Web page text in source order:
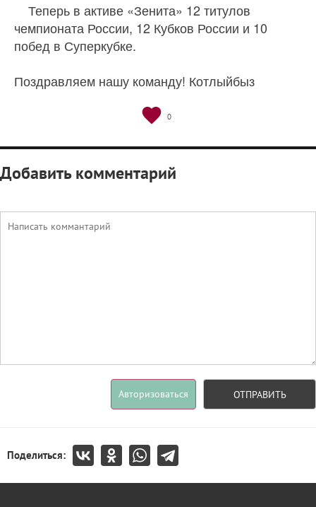
Теперь в активе «Зенита» 12 титулов
чемпионата России, 12 Кубков России и 10
побед в Суперкубке.
Поздравляем нашу команду! Котлыйбыз
0
Добавить комментарий
Авторизоваться ОТПРАВИТЬ
Поделиться: